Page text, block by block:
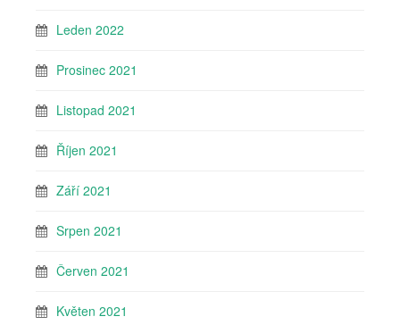
Leden 2022
Prosinec 2021
Listopad 2021
Říjen 2021
Září 2021
Srpen 2021
Červen 2021
Květen 2021